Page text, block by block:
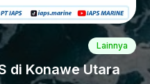
Lainnya
di Konawe Utara